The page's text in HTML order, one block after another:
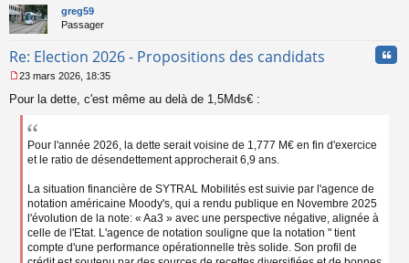
greg59
Passager
Re: Election 2026 - Propositions des candidats
e
s
23 mars 2026, 18:35
Pour la dette, c'est même au delà de 1,5Mds€ :
Pour l'année 2026, la dette serait voisine de 1,777 M€ en fin d'exercice
et le ratio de désendettement approcherait 6,9 ans.
La situation financière de SYTRAL Mobilités est suivie par l'agence de
notation américaine Moody's, qui a rendu publique en Novembre 2025
l'évolution de la note: « Aa3 » avec une perspective négative, alignée à
celle de l'Etat. L'agence de notation souligne que la notation " tient
compte d'une performance opérationnelle très solide. Son profil de